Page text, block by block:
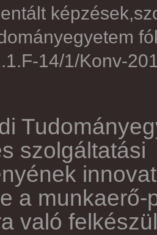
14/1/Konv-
szolgáltatási
a
való